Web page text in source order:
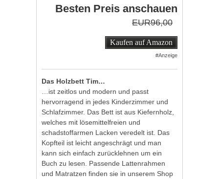
Besten Preis anschauen
EUR96,00
Kaufen auf Amazon
#Anzeige
Das Holzbett Tim…
…ist zeitlos und modern und passt
hervorragend in jedes Kinderzimmer und
Schlafzimmer. Das Bett ist aus Kiefernholz,
welches mit lösemittelfreien und
schadstoffarmen Lacken veredelt ist. Das
Kopfteil ist leicht angeschrägt und man
kann sich einfach zurücklehnen um ein
Buch zu lesen. Passende Lattenrahmen
und Matratzen finden sie in unserem Shop